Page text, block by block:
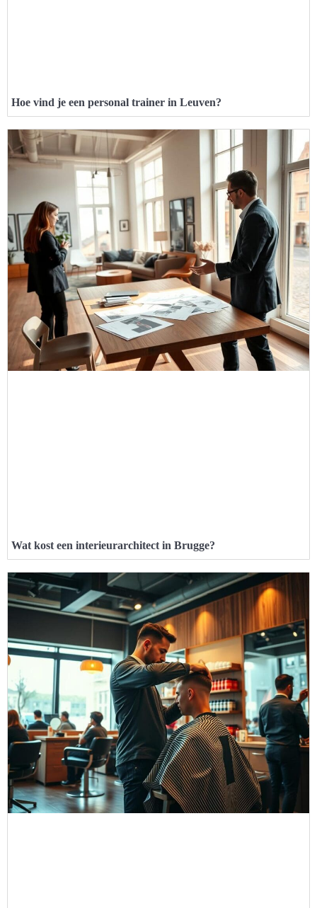
Hoe vind je een personal trainer in Leuven?
Wat kost een interieurarchitect in Brugge?